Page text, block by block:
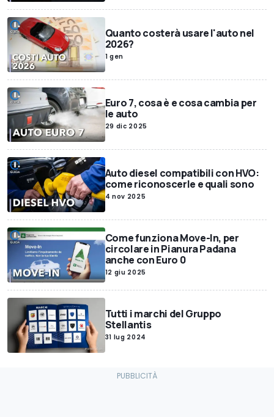
Quanto costerà usare l'auto nel
2026?
1 gen
Euro 7, cosa è e cosa cambia per
le auto
29 dic 2025
Auto diesel compatibili con HVO:
come riconoscerle e quali sono
4 nov 2025
Come funziona Move-In, per
circolare in Pianura Padana
anche con Euro 0
12 giu 2025
Tutti i marchi del Gruppo
Stellantis
31 lug 2024